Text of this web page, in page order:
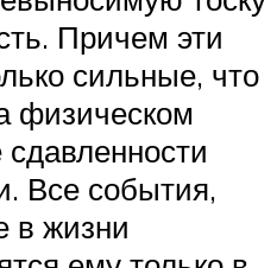
Причем эти
сильные, что
физическом
Все события,
в жизни